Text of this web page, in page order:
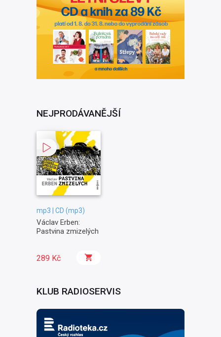
NEJPRODÁVANĚJŠÍ
mp3 | CD (mp3)
Václav Erben:
Pastvina zmizelých
289 Kč
KLUB RADIOSERVIS